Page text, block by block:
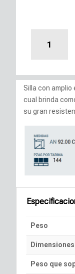
Florida
Silla con
cual brinda
su gran
Peso
Dimensiones
Peso que